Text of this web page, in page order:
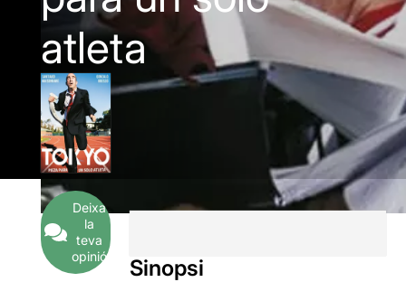
atleta
Deixa
la
teva
opinió
Sinopsi